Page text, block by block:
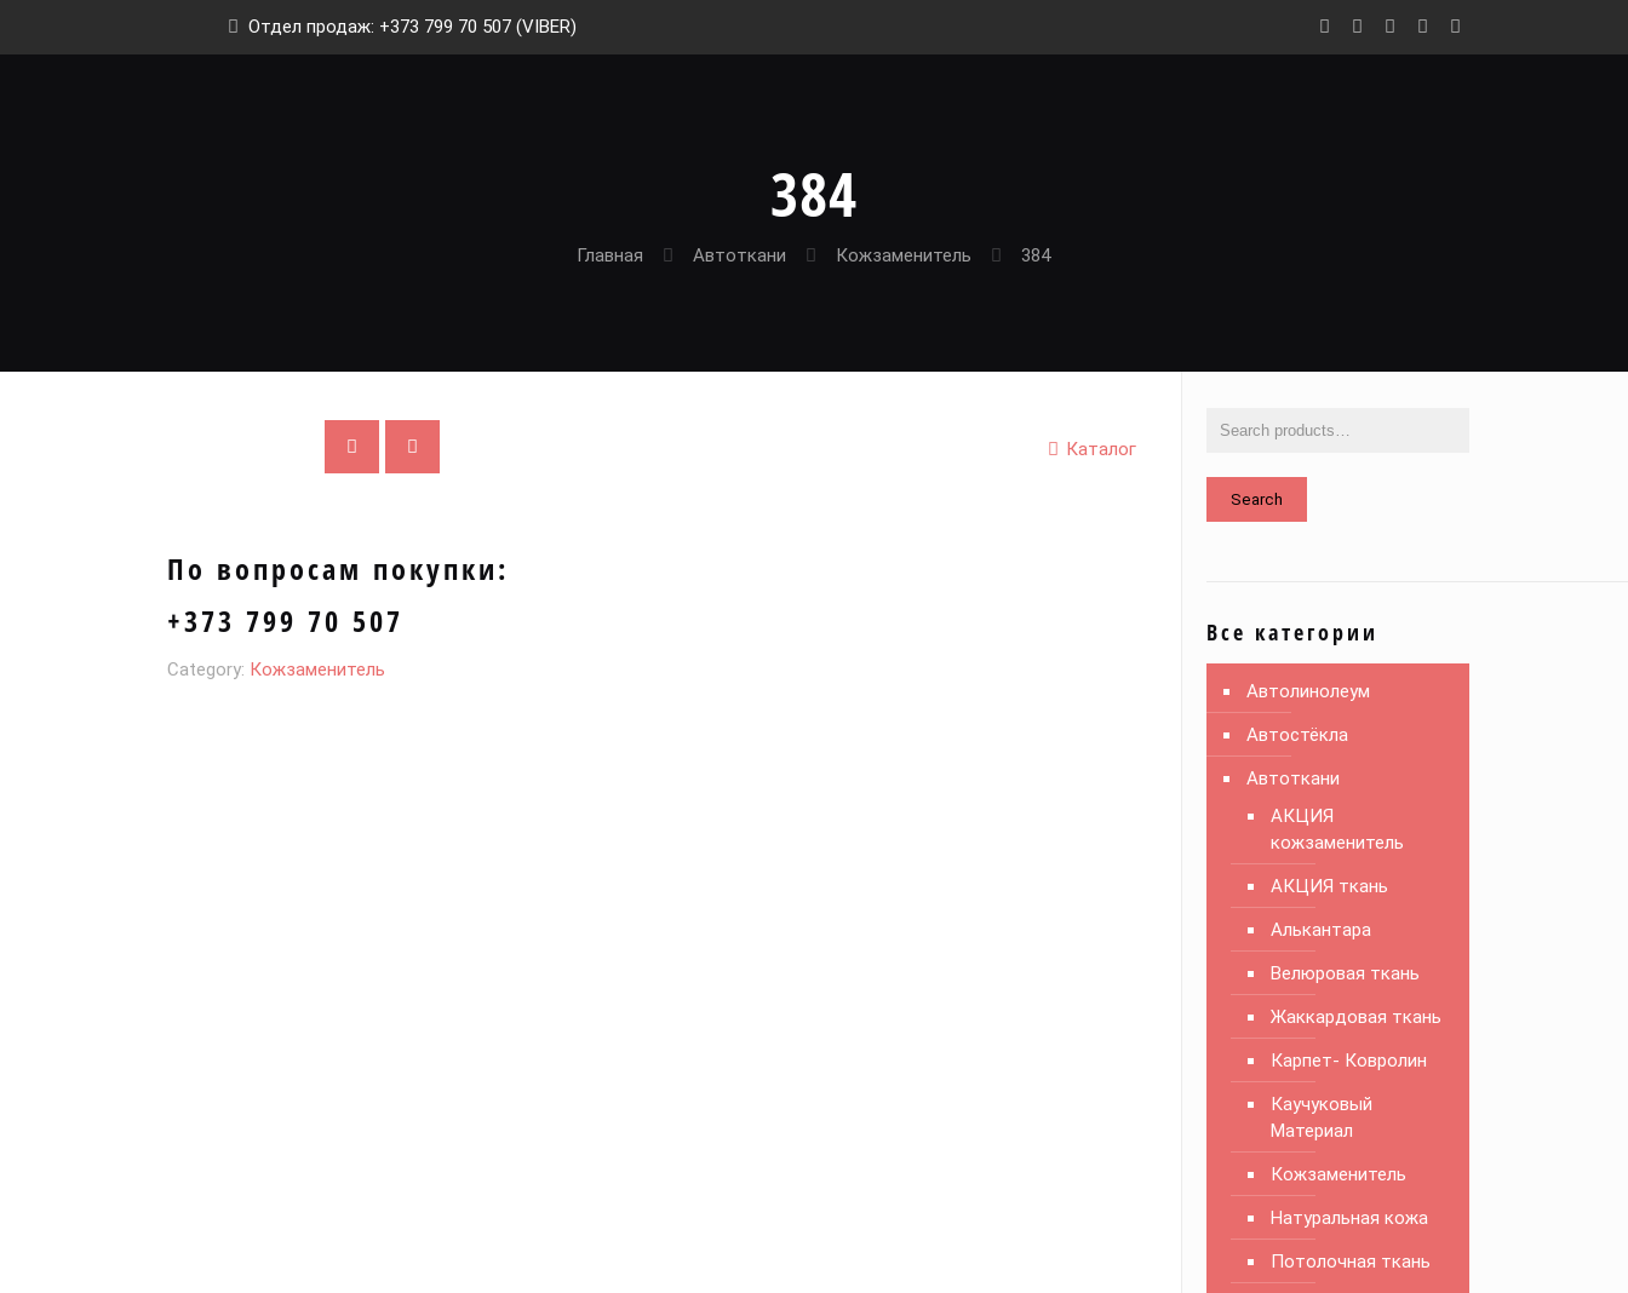
Отдел продаж: +373 799 70 507 (VIBER)
384
Главная Автоткани Кожзаменитель 384
Каталог
По вопросам покупки:
+373 799 70 507
Category: Кожзаменитель
Search
Все категории
Автолинолеум
Автостёкла
Автоткани
АКЦИЯ
кожзаменитель
АКЦИЯ ткань
Алькантара
Велюровая ткань
Жаккардовая ткань
Карпет- Ковролин
Каучуковый
Материал
Кожзаменитель
Натуральная кожа
Потолочная ткань